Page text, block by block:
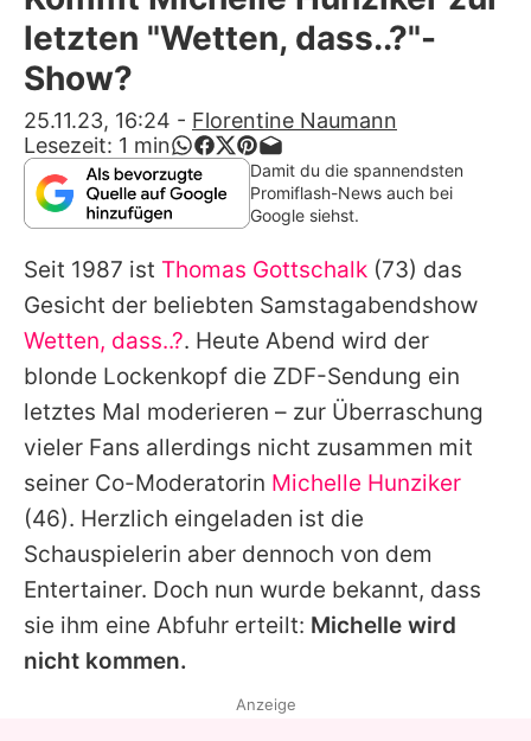
Alle Themen auf Promiflash
App runterladen
Team
Redaktionelle Richtlinien
Impressum
Datenschutzerklärung
Nutzungsbedingungen
Utiq verwalten
letzten "Wetten, dass..?"-
Show?
25.11.23, 16:24 - Florentine Naumann
Lesezeit: 1 min
Damit du die spannendsten
Promiflash-News auch bei
Google siehst.
Seit 1987 ist Thomas Gottschalk (73) das
Gesicht der beliebten Samstagabendshow
Wetten, dass..?. Heute Abend wird der
blonde Lockenkopf die ZDF-Sendung ein
letztes Mal moderieren – zur Überraschung
vieler Fans allerdings nicht zusammen mit
seiner Co-Moderatorin Michelle Hunziker
(46). Herzlich eingeladen ist die
Schauspielerin aber dennoch von dem
Entertainer. Doch nun wurde bekannt, dass
sie ihm eine Abfuhr erteilt: Michelle wird
nicht kommen.
Anzeige